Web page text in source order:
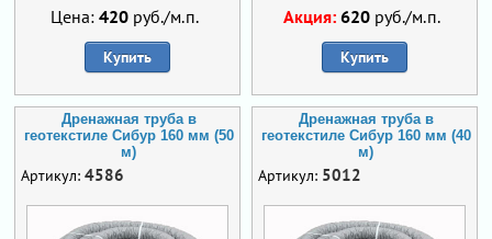
Цена: 420 руб./м.п.
Купить
Акция: 620 руб./м.п.
Купить
Дренажная труба в
геотекстиле Сибур 160 мм (50
м)
Артикул: 4586
Дренажная труба в
геотекстиле Сибур 160 мм (40
м)
Артикул: 5012